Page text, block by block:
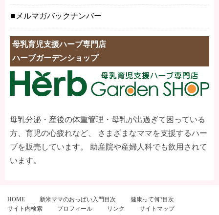
メルマガバックナンバー
母乳育児支援ハーブ専門店
ハーブガーデンショップ
母乳分泌・産後の体重管理・母乳が出過ぎて困っている
方、育児の心疲れなど、 さまざまなママを支援するハー
ブを販売しています。 助産院や産婦人科でも飲用されて
います。
HOME 新米ママのおっぱい入門目次
健康って何?目次
サイト内検索
プロフィール リンク サイトマップ